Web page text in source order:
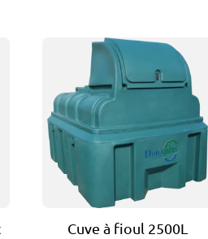
Cuve à fioul 2500L